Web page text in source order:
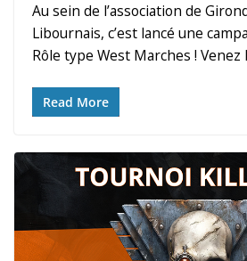
Au sein de l’association de
Libournais, c’est lancé une
Rôle type West Marches ! Venez
Read More